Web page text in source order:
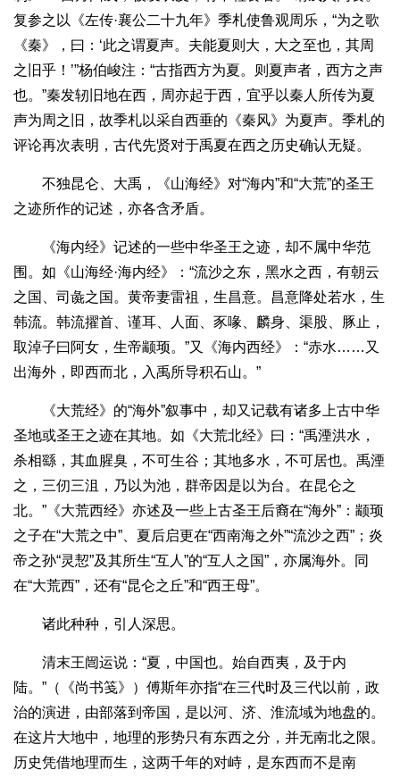
复参之以《左传·襄公二十九年》季札使鲁观周乐，“为之歌
《秦》，曰：‘此之谓夏声。夫能夏则大，大之至也，其周
之旧乎！’”杨伯峻注：“古指西方为夏。则夏声者，西方之声
也。”秦发轫旧地在西，周亦起于西，宜乎以秦人所传为夏
声为周之旧，故季札以采自西垂的《秦风》为夏声。季札的
评论再次表明，古代先贤对于禹夏在西之历史确认无疑。
不独昆仑、大禹，《山海经》对“海内”和“大荒”的圣王
之迹所作的记述，亦各含矛盾。
《海内经》记述的一些中华圣王之迹，却不属中华范
围。如《山海经·海内经》：“流沙之东，黑水之西，有朝云
之国、司彘之国。黄帝妻雷祖，生昌意。昌意降处若水，生
韩流。韩流擢首、谨耳、人面、豕喙、麟身、渠股、豚止，
取淖子曰阿女，生帝颛顼。”又《海内西经》：“赤水……又
出海外，即西而北，入禹所导积石山。”
《大荒经》的“海外”叙事中，却又记载有诸多上古中华
圣地或圣王之迹在其地。如《大荒北经》曰：“禹湮洪水，
杀相繇，其血腥臭，不可生谷；其地多水，不可居也。禹湮
之，三仞三沮，乃以为池，群帝因是以为台。在昆仑之
北。”《大荒西经》亦述及一些上古圣王后裔在“海外”：颛顼
之子在“大荒之中”、夏后启更在“西南海之外”“流沙之西”；炎
帝之孙“灵恝”及其所生“互人”的“互人之国”，亦属海外。同
在“大荒西”，还有“昆仑之丘”和“西王母”。
诸此种种，引人深思。
清末王闿运说：“夏，中国也。始自西夷，及于内
陆。”（《尚书笺》）傅斯年亦指“在三代时及三代以前，政
治的演进，由部落到帝国，是以河、济、淮流域为地盘的。
在这片大地中，地理的形势只有东西之分，并无南北之限。
历史凭借地理而生，这两千年的对峙，是东西而不是南